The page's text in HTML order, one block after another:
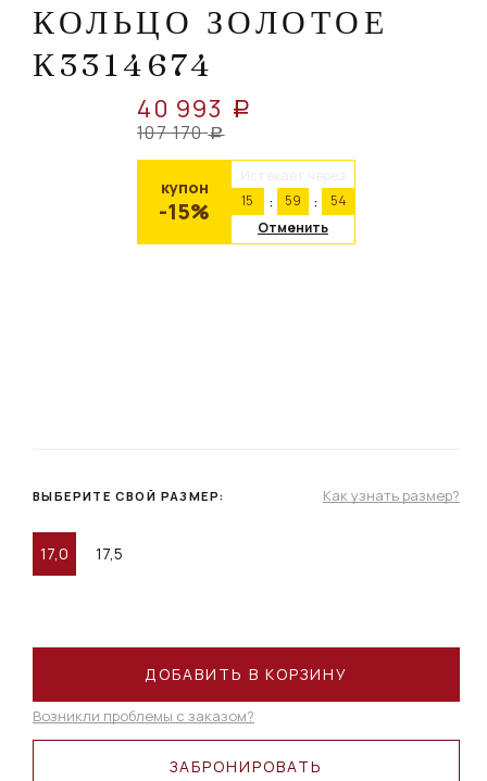
КОЛЬЦО ЗОЛОТОЕ
К3314674
40 993 a
107 170 a
купон
-15%
15
59
54
Отменить
ВЫБЕРИТЕ СВОЙ РАЗМЕР: Как узнать размер?
17,0 17,5
ЗАБРОНИРОВАТЬ
ДОБАВИТЬ В КОРЗИНУ
Возникли проблемы с заказом?